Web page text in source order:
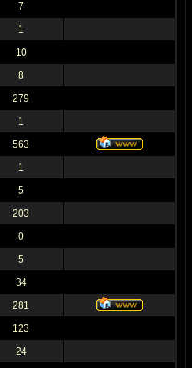
7
1
10
8
279
1
563
1
5
203
0
5
34
281
123
24